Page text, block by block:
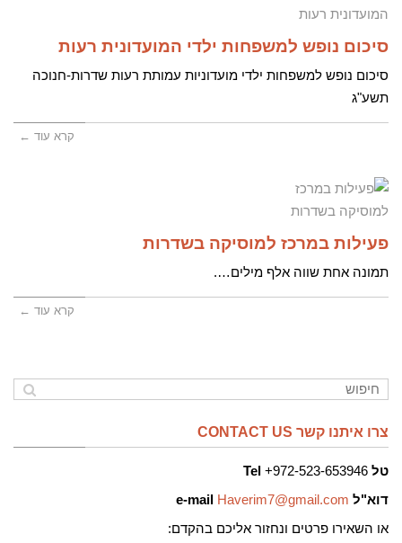
סיכום נופש למשפחות ילדי המועדונית רעות
סיכום נופש למשפחות ילדי מועדוניות עמותת רעות שדרות-חנוכה
תשע"ג
קרא עוד ←
פעילות במרכז למוסיקה בשדרות
תמונה אחת שווה אלף מילים….
קרא עוד ←
צרו איתנו קשר CONTACT US
טל
Tel
דוא"ל
e-mail Haverim7@gmail.com
או השאירו פרטים ונחזור אליכם בהקדם: